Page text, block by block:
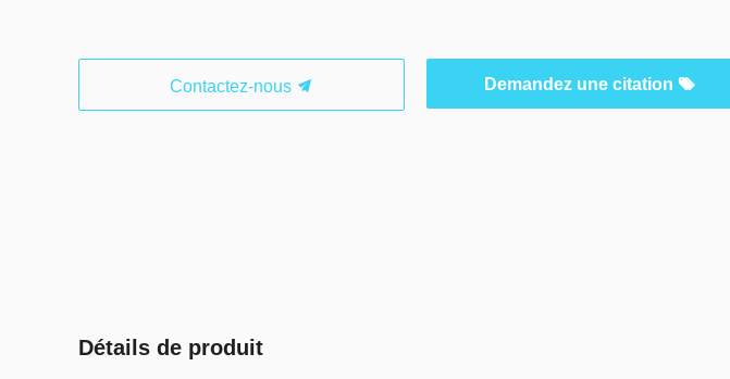
Contactez-nous Demandez une citation
Détails de produit